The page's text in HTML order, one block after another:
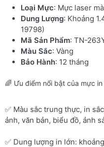
Loại Mực: Mực laser
Dung Lượng: Khoảng
19798)
Mã Sản Phẩm: TN-
Màu Sắc: Vàng
Bảo Hành: 12 tháng
🌈 Ưu điểm nổi bật của mực
✅ Màu sắc trung thực, in
ảnh, văn bản, biểu đồ, ảnh
✅ Dung lượng in lớn: